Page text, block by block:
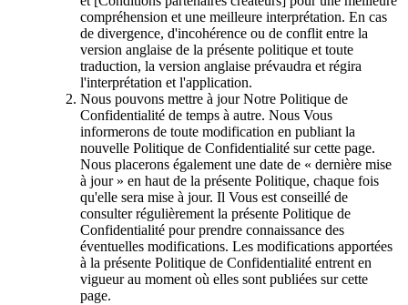
compréhension et une meilleure interprétation. En cas
de divergence, d'incohérence ou de conflit entre la
version anglaise de la présente politique et toute
traduction, la version anglaise prévaudra et régira
l'interprétation et l'application.
Nous pouvons mettre à jour Notre Politique de
Confidentialité de temps à autre. Nous Vous
informerons de toute modification en publiant la
nouvelle Politique de Confidentialité sur cette page.
Nous placerons également une date de « dernière mise
à jour » en haut de la présente Politique, chaque fois
qu'elle sera mise à jour. Il Vous est conseillé de
consulter régulièrement la présente Politique de
Confidentialité pour prendre connaissance des
éventuelles modifications. Les modifications apportées
à la présente Politique de Confidentialité entrent en
vigueur au moment où elles sont publiées sur cette
page.